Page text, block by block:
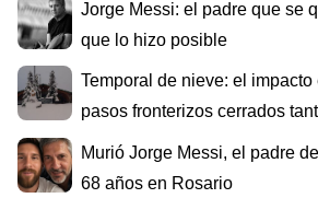
Jorge Messi: el padre que se
que lo hizo posible
Temporal de nieve: el
pasos fronterizos cerrados
Murió Jorge Messi, el padre
68 años en Rosario